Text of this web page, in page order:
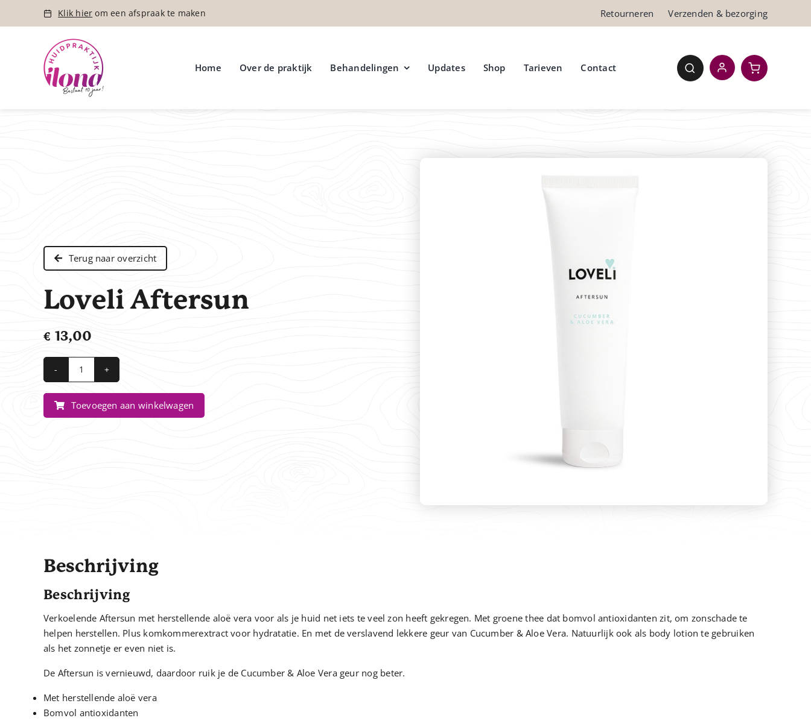
Klik hier om een afspraak te maken Retourneren Verzenden & bezorging
Home Over de praktijk Behandelingen Updates Shop Tarieven Contact
Terug naar overzicht
Loveli Aftersun
€ 13,00
Loveli
Aftersun
aantal
Toevoegen aan winkelwagen
Beschrijving
Beschrijving
Verkoelende Aftersun met herstellende aloë vera voor als je huid net iets te veel zon heeft gekregen. Met groene thee dat bomvol antioxidanten zit, om zonschade te
helpen herstellen. Plus komkommerextract voor hydratatie. En met de verslavend lekkere geur van Cucumber & Aloe Vera. Natuurlijk ook als body lotion te gebruiken
als het zonnetje er even niet is.
De Aftersun is vernieuwd, daardoor ruik je de Cucumber & Aloe Vera geur nog beter.
Met herstellende aloë vera
Bomvol antioxidanten